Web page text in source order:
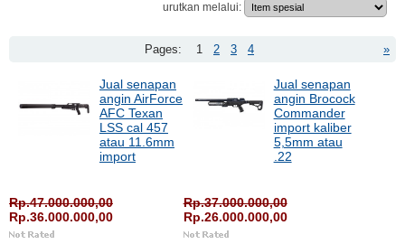
urutkan melalui:
»
Pages: 1 2 3 4
Jual senapan
angin AirForce
AFC Texan
LSS cal 457
atau 11.6mm
import
Rp.47.000.000,00
Rp.36.000.000,00
Jual senapan
angin Brocock
Commander
import kaliber
5,5mm atau
.22
Rp.37.000.000,00
Rp.26.000.000,00